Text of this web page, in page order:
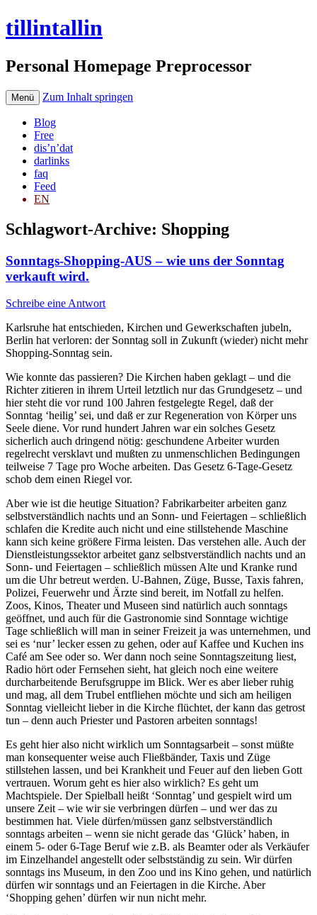
tillintallin
Personal Homepage Preprocessor
Menü Zum Inhalt springen
Blog
Free
dis’n’dat
darlinks
faq
Feed
EN
Schlagwort-Archive: Shopping
Sonntags-Shopping-AUS – wie uns der Sonntag
verkauft wird.
Schreibe eine Antwort
Karlsruhe hat entschieden, Kirchen und Gewerkschaften jubeln,
Berlin hat verloren: der Sonntag soll in Zukunft (wieder) nicht mehr
Shopping-Sonntag sein.
Wie konnte das passieren? Die Kirchen haben geklagt – und die
Richter zitieren in ihrem Urteil letztlich nur das Grundgesetz – und
hier steht die vor rund 100 Jahren festgelegte Regel, daß der
Sonntag ‘heilig’ sei, und daß er zur Regeneration von Körper uns
Seele diene. Vor rund hundert Jahren war ein solches Gesetz
sicherlich auch dringend nötig: geschundene Arbeiter wurden
regelrecht versklavt und mußten zu unmenschlichen Bedingungen
teilweise 7 Tage pro Woche arbeiten. Das Gesetz 6-Tage-Gesetz
schob dem einen Riegel vor.
Aber wie ist die heutige Situation? Fabrikarbeiter arbeiten ganz
selbstverständlich nachts und an Sonn- und Feiertagen – schließlich
schlafen die Kredite auch nicht und eine stillstehende Maschine
kann sich keine größere Firma leisten. Das verstehen alle. Auch der
Dienstleistungssektor arbeitet ganz selbstverständlich nachts und an
Sonn- und Feiertagen – schließlich müssen Alte und Kranke rund
um die Uhr betreut werden. U-Bahnen, Züge, Busse, Taxis fahren,
Polizei, Feuerwehr und Ärzte sind bereit, im Notfall zu helfen.
Zoos, Kinos, Theater und Museen sind natürlich auch sonntags
geöffnet, und auch für die Gastronomie sind Sonntage wichtige
Tage schließlich will man in seiner Freizeit ja was unternehmen, und
sei es ‘nur’ lecker essen zu gehen, oder auf Kaffee und Kuchen ins
Café am See oder so. Wer dann noch seine Sonntagszeitung liest,
Radio hört oder Fernsehen sieht, hat gleich noch eine weitere
durcharbeitende Berufsgruppe im Blick. Wer es aber lieber ruhig
und mag, all dem Trubel entfliehen möchte und sich am heiligen
Sonntag vielleicht lieber in die Kirche flüchtet, der kann das getrost
tun – denn auch Priester und Pastoren arbeiten sonntags!
Es geht hier also nicht wirklich um Sonntagsarbeit – sonst müßte
man konsequenter weise auch Fließbänder, Taxis und Züge
stillstehen lassen, und bei Krankheit und Feuer auf den lieben Gott
vertrauen. Worum geht es hier also wirklich? Es geht um
Machtspiele. Der Spielball heißt ‘Sonntag’ und gespielt wird um
unsere Zeit – wie wir sie verbringen dürfen – und wer das zu
bestimmen hat. Viele dürfen/müssen ganz selbstverständlich
sonntags arbeiten – wenn sie nicht gerade das ‘Glück’ haben, in
einem 5- oder 6-Tage Beruf wie z.B. als Beamter oder als Verkäufer
im Einzelhandel angestellt oder selbstständig zu sein. Wir dürfen
sonntags ins Museum, in den Zoo und ins Kino gehen, und natürlich
dürfen wir sonntags und an Feiertagen in die Kirche. Aber
‘Shopping gehen’ dürfen wir nun nicht mehr.